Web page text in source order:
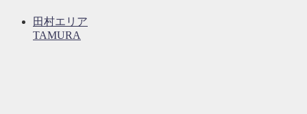
田村エリア
TAMURA